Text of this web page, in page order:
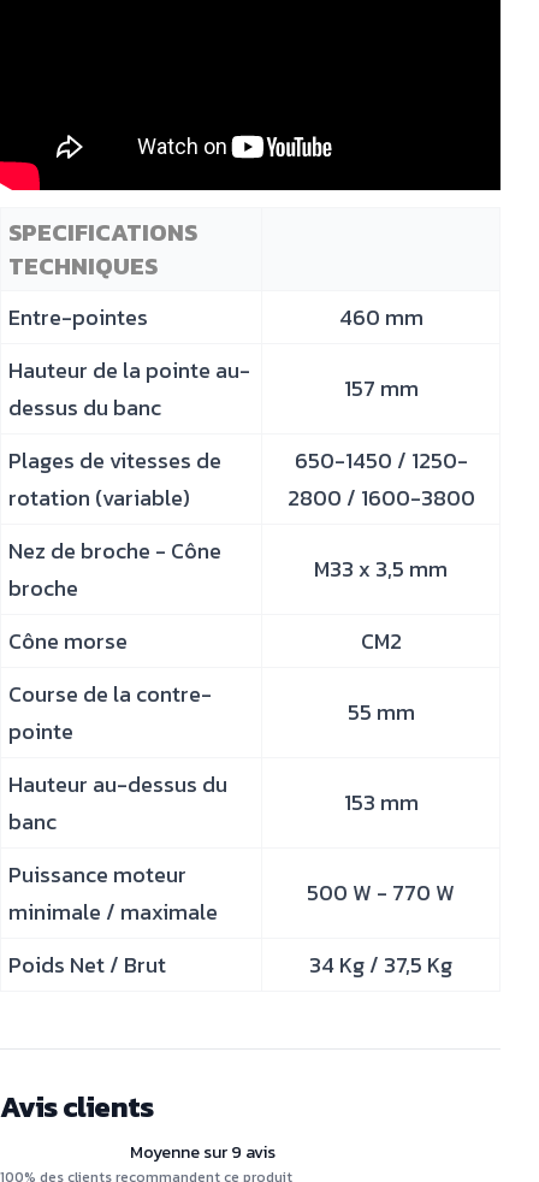
SPECIFICATIONS
TECHNIQUES
Entre-pointes
460 mm
Hauteur de la pointe au-
dessus du banc
157 mm
Plages de vitesses de
rotation (variable)
650-1450 / 1250-
2800 / 1600-3800
Nez de broche - Cône
broche
M33 x 3,5 mm
Cône morse
CM2
Course de la contre-
pointe
55 mm
Hauteur au-dessus du
banc
153 mm
Puissance moteur
minimale / maximale
500 W - 770 W
Poids Net / Brut 34 Kg / 37,5 Kg
Avis clients
Moyenne sur 9 avis
100% des clients recommandent ce produit